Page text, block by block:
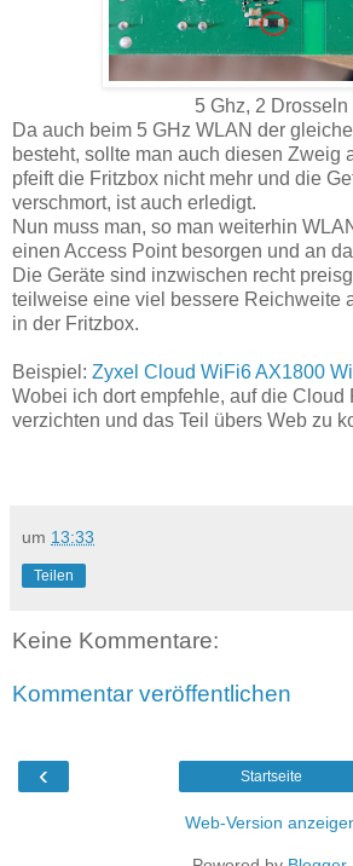
5 Ghz, 2 Drosseln
Da auch beim 5 GHz WLAN der
besteht, sollte man auch diesen Zweig
pfeift die Fritzbox nicht mehr und die
verschmort, ist auch erledigt.
Nun muss man, so man weiterhin
einen Access Point besorgen und an
Die Geräte sind inzwischen recht
teilweise eine viel bessere Reichweite
in der Fritzbox.
Beispiel: Zyxel Cloud WiFi6 AX1800
Wobei ich dort empfehle, auf die Cloud
verzichten und das Teil übers Web zu
um 13:33
Teilen
Keine Kommentare:
Kommentar veröffentlichen
‹ Startseite
Web-Version